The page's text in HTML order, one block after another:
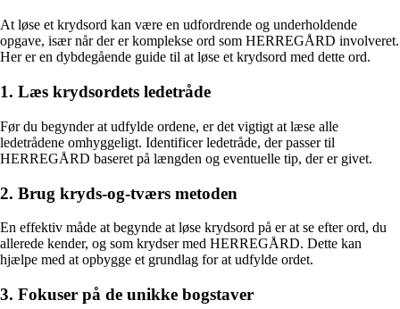
At løse et krydsord kan være en udfordrende og underholdende
opgave, især når der er komplekse ord som HERREGÅRD involveret.
Her er en dybdegående guide til at løse et krydsord med dette ord.
1. Læs krydsordets ledetråde
Før du begynder at udfylde ordene, er det vigtigt at læse alle
ledetrådene omhyggeligt. Identificer ledetråde, der passer til
HERREGÅRD baseret på længden og eventuelle tip, der er givet.
2. Brug kryds-og-tværs metoden
En effektiv måde at begynde at løse krydsord på er at se efter ord, du
allerede kender, og som krydser med HERREGÅRD. Dette kan
hjælpe med at opbygge et grundlag for at udfylde ordet.
3. Fokuser på de unikke bogstaver